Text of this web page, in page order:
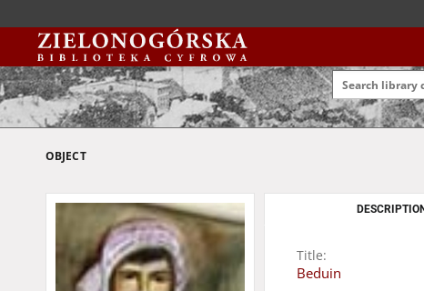
OBJECT
DESCRIPTION
Title:
Beduin